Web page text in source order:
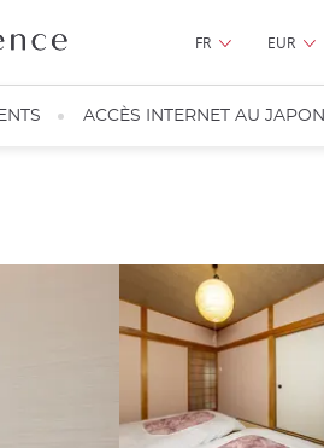
FR EUR
ACCÈS INTERNET AU JAPON